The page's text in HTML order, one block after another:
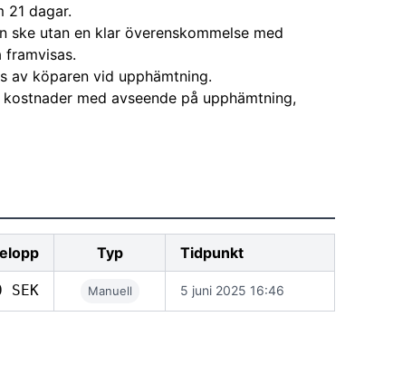
21 dagar.
ske utan en klar överenskommelse med
framvisas.
av köparen vid upphämtning.
med avseende på upphämtning,
Typ Tidpunkt
SEK Manuell 5 juni 2025 16:46